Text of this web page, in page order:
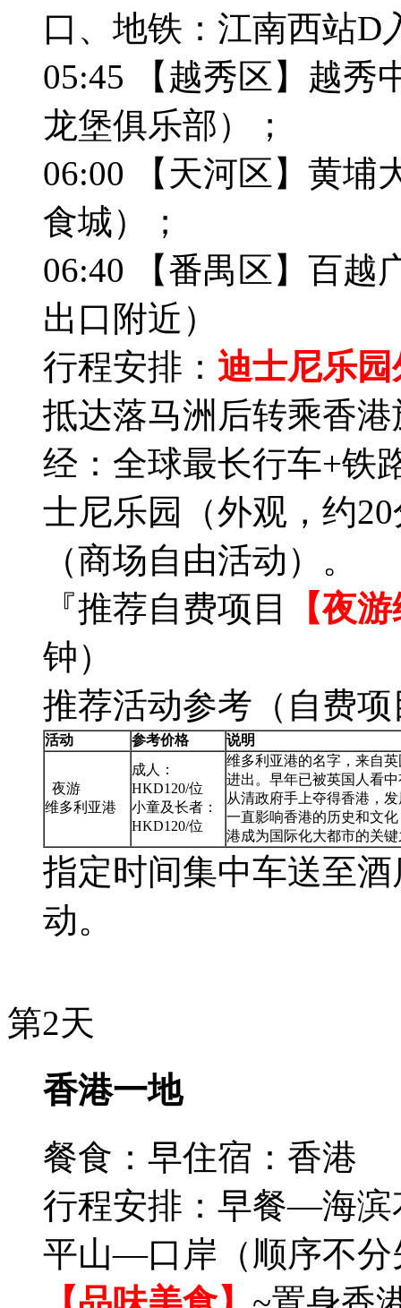
口、地铁：江南西站D
05:45 【越秀区】越秀
龙堡俱乐部）；
06:00 【天河区】黄埔
食城）；
06:40 【番禺区】百越
出口附近）
行程安排： 迪士尼乐园
抵达落马洲后转乘香
经：全球最长行车+铁
士尼乐园（外观，约
（商场自由活动）。
『推荐自费项目
【夜
钟）
推荐活动参考（自费
活动 参考价格 说明
夜游
维多利亚港
成人：
HKD120/位
小童及长者：
HKD120/位
维多利亚港的名字，来自
进出。早年已被英国人看
从清政府手上夺得香港，
一直影响香港的历史和文
港成为国际化大都市的关
指定时间集中车送至
动。
第2天
香港一地
餐食：早住宿：香港
行程安排：早餐—海
平山—口岸（顺序不分